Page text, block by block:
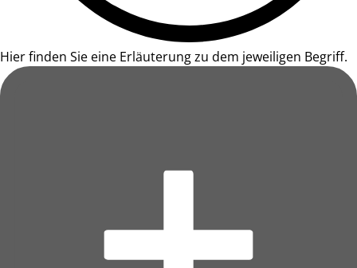
Hier finden Sie eine Erläuterung zu dem jeweiligen Begriff.